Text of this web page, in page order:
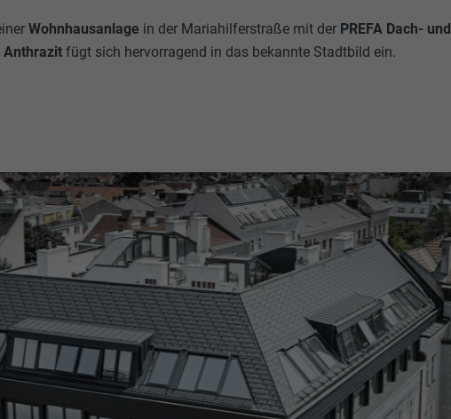
Wohnhausanlage in der Mariahilferstraße mit der PREFA Dach- und
Anthrazit fügt sich hervorragend in das bekannte Stadtbild ein.